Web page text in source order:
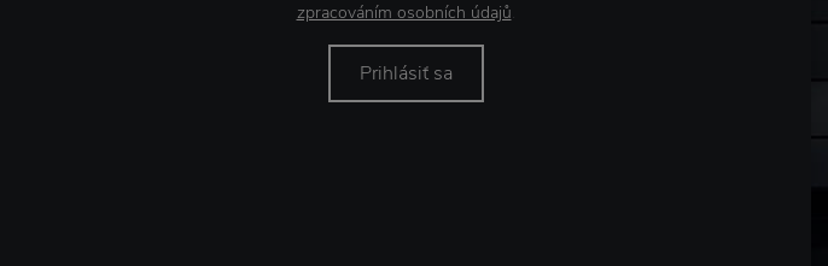
zpracováním osobních údajů.
Prihlásiť sa